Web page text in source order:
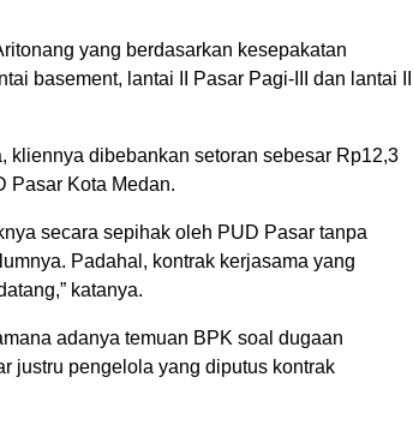
yang berdasarkan kesepakatan
basement, lantai II Pasar Pagi-III dan lantai II
kliennya dibebankan setoran sebesar Rp12,3
Pasar Kota Medan.
secara sepihak oleh PUD Pasar tanpa
Padahal, kontrak kerjasama yang
katanya.
adanya temuan BPK soal dugaan
justru pengelola yang diputus kontrak